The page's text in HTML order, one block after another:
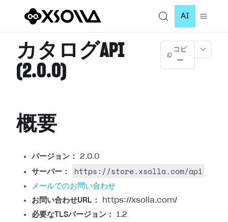
AI
カタログAPI
(2.0.0)
コピ
ー
概要
バージョン：
2.0.0
サーバー：
https://store.xsolla.com/api
メールでのお問い合わせ
お問い合わせURL：
https://xsolla.com/
必要なTLSバージョン：
1.2